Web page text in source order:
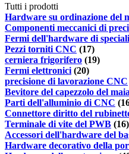
Tutti i prodotti
Hardware su ordinazione del
Componenti meccanici di
Fermi dell'hardware di
Pezzi torniti CNC (17)
cerniera frigorifero (19)
Fermi elettronici (20)
precisione di lavorazione CNC
Bevitore del capezzolo del
Parti dell'alluminio di CNC
Connettore diritto del
Terminale di vite del PWB (16)
Accessori dell'hardware del
Hardware decorativo della